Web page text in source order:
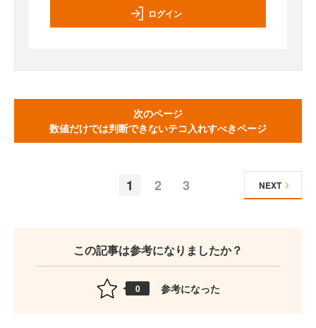
ログイン
次のページ
数値だけでは判断できないテコ入れすべきページ
1 2 3 NEXT
この記事は参考になりましたか？
0 参考になった